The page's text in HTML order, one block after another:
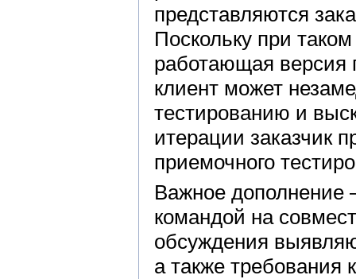
представляются
Поскольку при
работающая версия
клиент может
тестированию и
итерации заказчик
приемочного
Важное дополнение
командой на
обсуждения
а также требования